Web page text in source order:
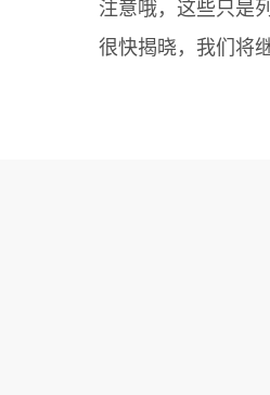
注意哦，这些只是
很快揭晓，我们将